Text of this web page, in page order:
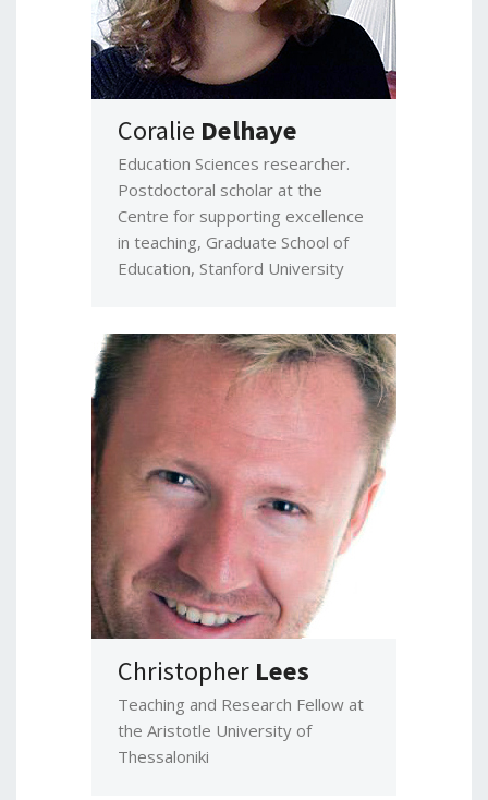
Coralie Delhaye
Education Sciences researcher.
Postdoctoral scholar at the
Centre for supporting excellence
in teaching, Graduate School of
Education, Stanford University
Christopher Lees
Teaching and Research Fellow at
the Aristotle University of
Thessaloniki